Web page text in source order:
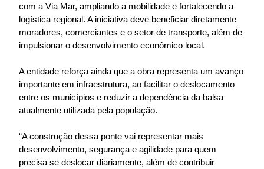
com a Via Mar, ampliando a mobilidade e fortalecendo a
logística regional. A iniciativa deve beneficiar diretamente
moradores, comerciantes e o setor de transporte, além de
impulsionar o desenvolvimento econômico local.
A entidade reforça ainda que a obra representa um avanço
importante em infraestrutura, ao facilitar o deslocamento
entre os municípios e reduzir a dependência da balsa
atualmente utilizada pela população.
“A construção dessa ponte vai representar mais
desenvolvimento, segurança e agilidade para quem
precisa se deslocar diariamente, além de contribuir